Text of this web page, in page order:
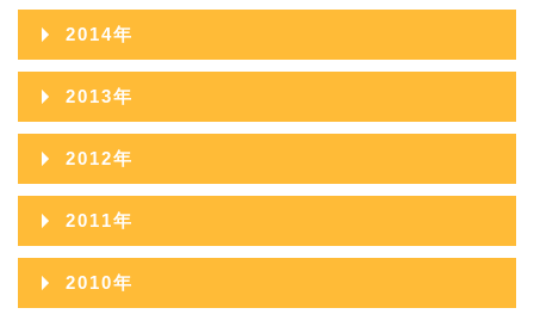
2024年01月
2023年02月
2023年01月
2022年03月
2022年02月
2022年01月
2021年03月
2021年02月
2021年01月
2020年06月
2020年05月
2020年03月
2020年02月
2020年01月
2019年07月
2019年06月
2019年05月
2019年03月
2019年02月
2018年08月
2018年07月
2018年06月
2018年05月
2018年03月
2017年09月
2017年08月
2017年07月
2017年06月
2017年05月
2016年11月
2016年10月
2016年09月
2016年08月
2016年07月
2016年06月
2015年12月
2015年11月
2015年10月
2015年09月
2015年08月
2015年07月
2014年
2014年12月
2014年11月
2014年10月
2014年09月
2014年08月
2013年
2013年12月
2013年11月
2013年10月
2013年09月
2012年
2012年12月
2012年11月
2012年10月
2011年
2011年12月
2010年